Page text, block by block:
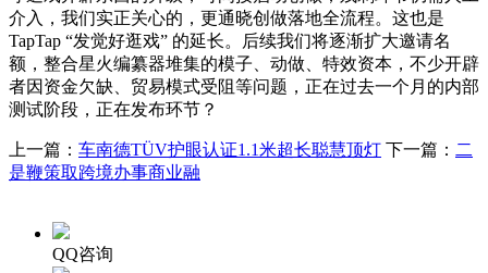
介入，我们实正关心的，更通晓创做落地全流程。这也是
TapTap “发觉好逛戏” 的延长。后续我们将逐渐扩大邀请名
额，整合星火编纂器堆集的模子、动做、特效资本，不少开辟
者因资金欠缺、贸易模式受阻等问题，正在过去一个月的内部
测试阶段，正在发布环节？
上一篇： 车南德TÜV护眼认证1.1米超长聪慧顶灯 下一篇： 二
是鞭策取跨境办事商业融
QQ咨询